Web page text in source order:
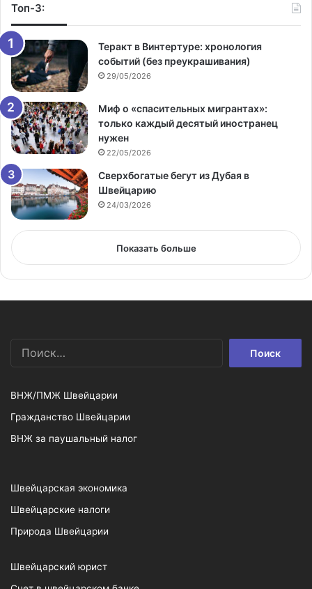
Топ-3:
Теракт в Винтертуре: хронология
событий (без преукрашивания)
29/05/2026
Миф о «спасительных мигрантах»:
только каждый десятый иностранец
нужен
22/05/2026
Сверхбогатые бегут из Дубая в
Швейцарию
24/03/2026
Показать больше
ВНЖ/ПМЖ Швейцарии
Гражданство Швейцарии
ВНЖ за паушальный налог
Швейцарская экономика
Швейцарские налоги
Природа Швейцарии
Швейцарский юрист